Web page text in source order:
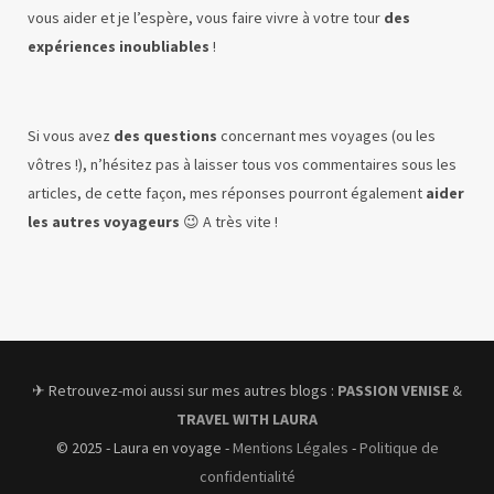
vous aider et je l’espère, vous faire vivre à votre tour des
expériences inoubliables !
Si vous avez des questions concernant mes voyages (ou les
vôtres !), n’hésitez pas à laisser tous vos commentaires sous les
articles, de cette façon, mes réponses pourront également aider
les autres voyageurs 😉 A très vite !
✈︎ Retrouvez-moi aussi sur mes autres blogs : PASSION VENISE &
TRAVEL WITH LAURA
© 2025 - Laura en voyage -Mentions Légales -Politique de
confidentialité